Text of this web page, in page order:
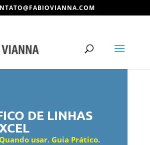
DE LINHAS
usar. Guia Prático.